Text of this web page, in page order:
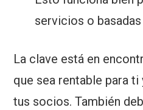
servicios o
La clave está en
que sea rentable para
tus socios. También